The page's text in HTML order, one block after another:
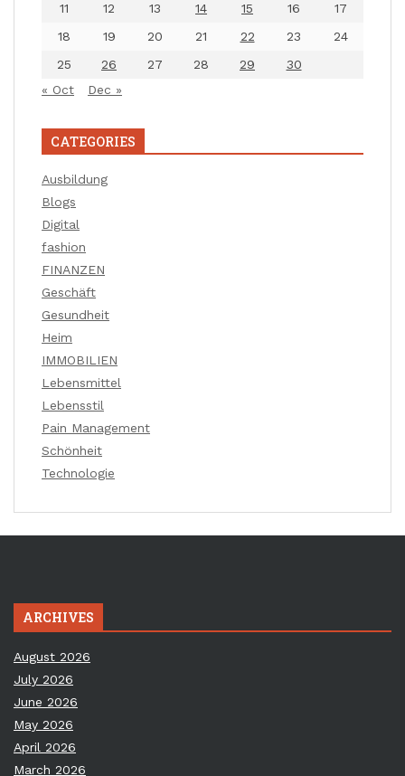
11 12 13 14 15 16
17
18
19 20 21 22 23
24
25
26 27 28 29
30
« Oct
Dec »
CATEGORIES
Ausbildung
Blogs
Digital
fashion
FINANZEN
Geschäft
Gesundheit
Heim
IMMOBILIEN
Lebensmittel
Lebensstil
Pain Management
Schönheit
Technologie
ARCHIVES
August 2026
July 2026
June 2026
May 2026
April 2026
March 2026